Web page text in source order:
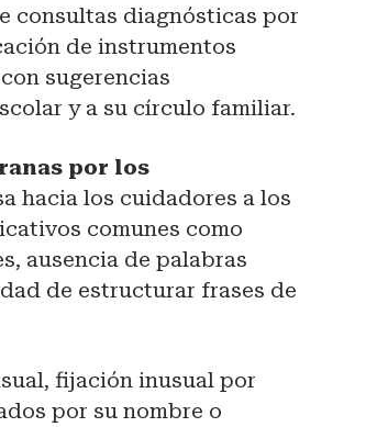
consultas diagnósticas por
de instrumentos
sugerencias
y a su círculo familiar.
por los
hacia los cuidadores a los
comunes como
ausencia de palabras
de estructurar frases de
fijación inusual por
por su nombre o